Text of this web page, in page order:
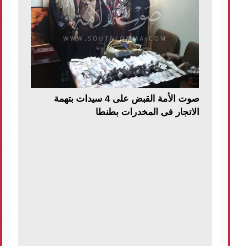
صوت الأمة القبض على 4 سيدات بتهمة
الاتجار فى المخدرات بطنطا